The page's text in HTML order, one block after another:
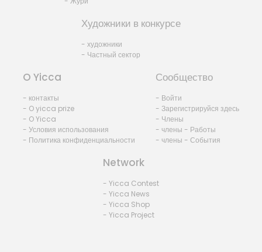
Художники в конкурсе
- художники
- Частный сектор
O Yicca
- контакты
- O yicca prize
- O Yicca
- Условия использования
- Политика конфиденциальности
Сообщество
- Войти
- Зарегистрируйся здесь
- Члены
- члены - Работы
- члены - События
Network
- Yicca Contest
- Yicca News
- Yicca Shop
- Yicca Project